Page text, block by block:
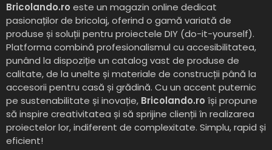
Bricolando.ro este un magazin online dedicat
pasionaților de bricolaj, oferind o gamă variată de
produse și soluții pentru proiectele DIY (do-it-yourself).
Platforma combină profesionalismul cu accesibilitatea,
punând la dispoziție un catalog vast de produse de
calitate, de la unelte și materiale de construcții până la
accesorii pentru casă și grădină. Cu un accent puternic
pe sustenabilitate și inovație, Bricolando.ro își propune
să inspire creativitatea și să sprijine clienții în realizarea
proiectelor lor, indiferent de complexitate. Simplu, rapid și
eficient!